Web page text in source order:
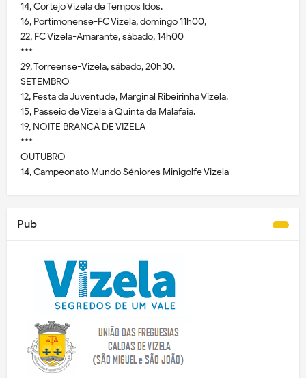
14, Cortejo Vizela de Tempos Idos.
16, Portimonense-FC Vizela, domingo 11h00,
22, FC Vizela-Amarante, sábado, 14h00
***
29, Torreense-Vizela, sábado, 20h30.
SETEMBRO
12, Festa da Juventude, Marginal Ribeirinha Vizela.
15, Passeio de Vizela à Quinta da Malafaia.
19, NOITE BRANCA DE VIZELA
***
OUTUBRO
14, Campeonato Mundo Séniores Minigolfe Vizela
Pub